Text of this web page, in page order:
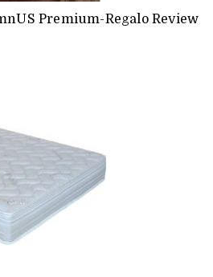
Premium-Regalo Review